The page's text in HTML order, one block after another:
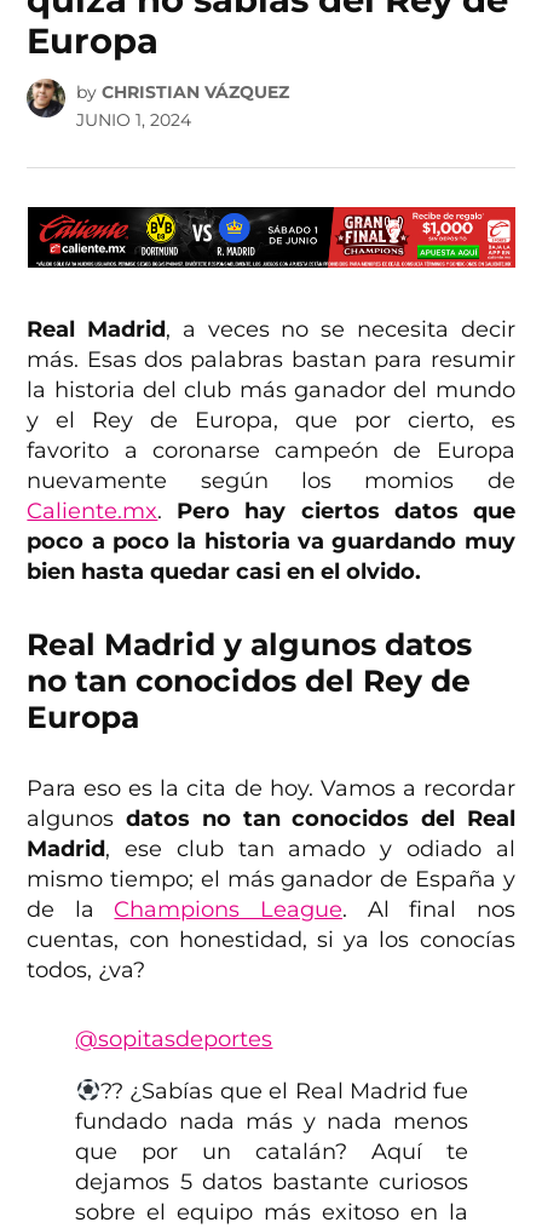
Europa
by CHRISTIAN VÁZQUEZ
JUNIO 1, 2024
Real Madrid, a veces no se necesita decir
más. Esas dos palabras bastan para resumir
la historia del club más ganador del mundo
y el Rey de Europa, que por cierto, es
favorito a coronarse campeón de Europa
nuevamente según los momios de
Caliente.mx. Pero hay ciertos datos que
poco a poco la historia va guardando muy
bien hasta quedar casi en el olvido.
Real Madrid y algunos datos
no tan conocidos del Rey de
Europa
Para eso es la cita de hoy. Vamos a recordar
algunosdatos no tan conocidos del Real
Madrid, ese club tan amado y odiado al
mismo tiempo; el más ganador de España y
de la Champions League. Al final nos
cuentas, con honestidad, si ya los conocías
todos, ¿va?
@sopitasdeportes
?? ¿Sabías que el Real Madrid fue
fundado nada más y nada menos
que por un catalán? Aquí te
dejamos 5 datos bastante curiosos
sobre el equipo más exitoso en la